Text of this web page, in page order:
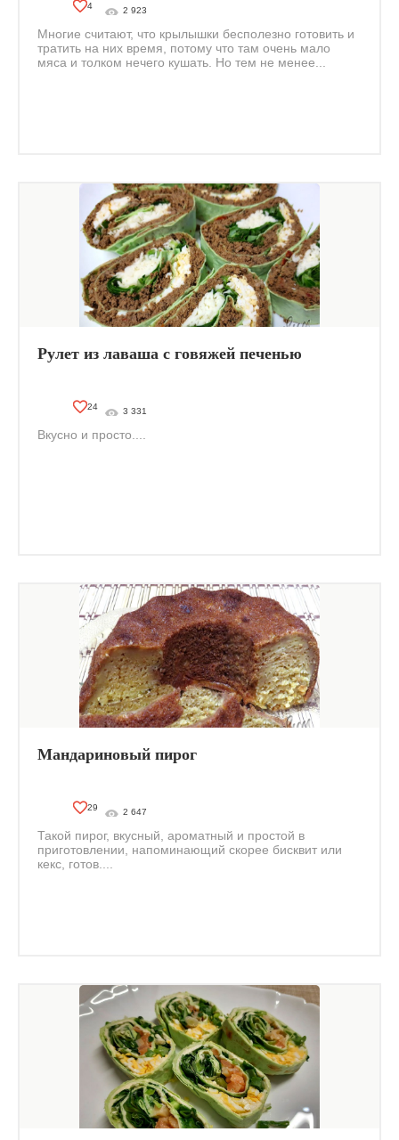
4 2 923
Многие считают, что крылышки бесполезно готовить и
тратить на них время, потому что там очень мало
мяса и толком нечего кушать. Но тем не менее...
Рулет из лаваша с говяжей печенью
24 3 331
Вкусно и просто....
Мандариновый пирог
29 2 647
Такой пирог, вкусный, ароматный и простой в
приготовлении, напоминающий скорее бисквит или
кекс, готов....